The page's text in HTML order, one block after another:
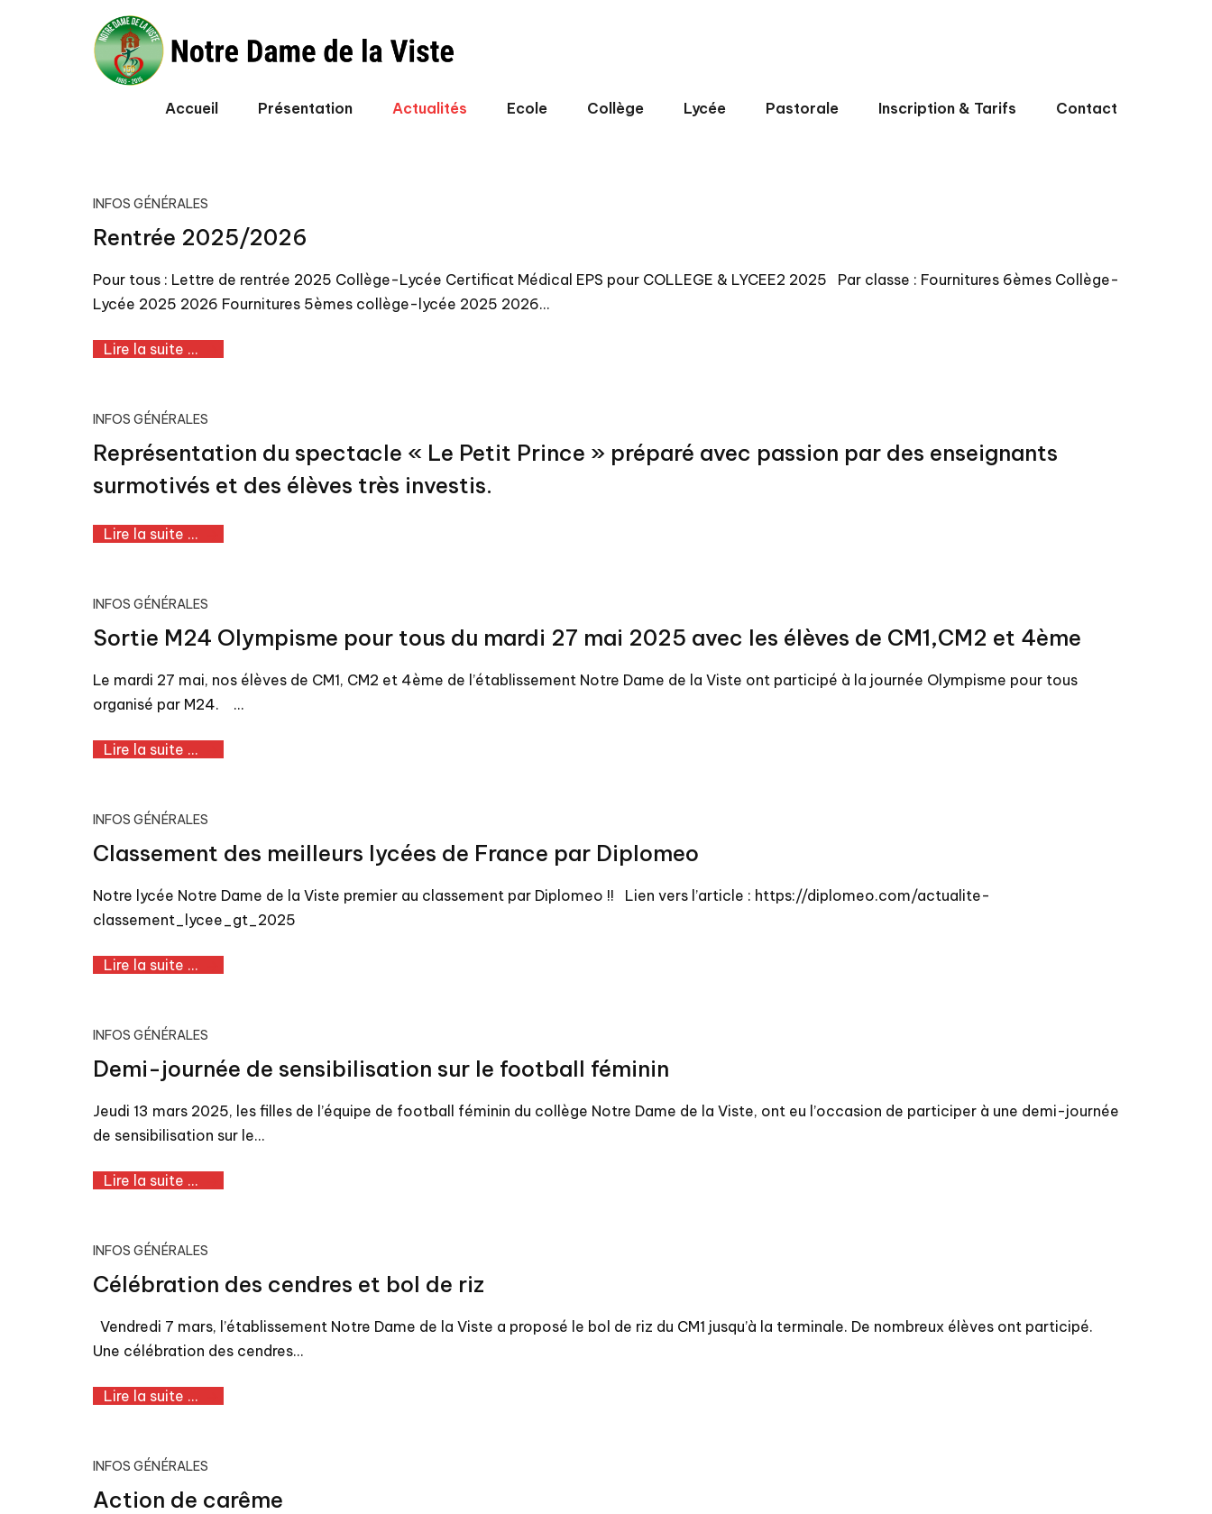
Accueil Présentation Actualités Ecole Collège Lycée Pastorale Inscription & Tarifs Contact
INFOS GÉNÉRALES
Rentrée 2025/2026
Pour tous : Lettre de rentrée 2025 Collège-Lycée Certificat Médical EPS pour COLLEGE & LYCEE2 2025 Par classe : Fournitures 6èmes Collège-
Lycée 2025 2026 Fournitures 5èmes collège-lycée 2025 2026…
Lire la suite ...
INFOS GÉNÉRALES
Représentation du spectacle « Le Petit Prince » préparé avec passion par des enseignants
surmotivés et des élèves très investis.
Lire la suite ...
INFOS GÉNÉRALES
Sortie M24 Olympisme pour tous du mardi 27 mai 2025 avec les élèves de CM1,CM2 et 4ème
Le mardi 27 mai, nos élèves de CM1, CM2 et 4ème de l’établissement Notre Dame de la Viste ont participé à la journée Olympisme pour tous
organisé par M24. …
Lire la suite ...
INFOS GÉNÉRALES
Classement des meilleurs lycées de France par Diplomeo
Notre lycée Notre Dame de la Viste premier au classement par Diplomeo !! Lien vers l’article : https://diplomeo.com/actualite-
classement_lycee_gt_2025
Lire la suite ...
INFOS GÉNÉRALES
Demi-journée de sensibilisation sur le football féminin
Jeudi 13 mars 2025, les filles de l’équipe de football féminin du collège Notre Dame de la Viste, ont eu l’occasion de participer à une demi-journée
de sensibilisation sur le…
Lire la suite ...
INFOS GÉNÉRALES
Célébration des cendres et bol de riz
Vendredi 7 mars, l’établissement Notre Dame de la Viste a proposé le bol de riz du CM1 jusqu’à la terminale. De nombreux élèves ont participé.
Une célébration des cendres…
Lire la suite ...
INFOS GÉNÉRALES
Action de carême